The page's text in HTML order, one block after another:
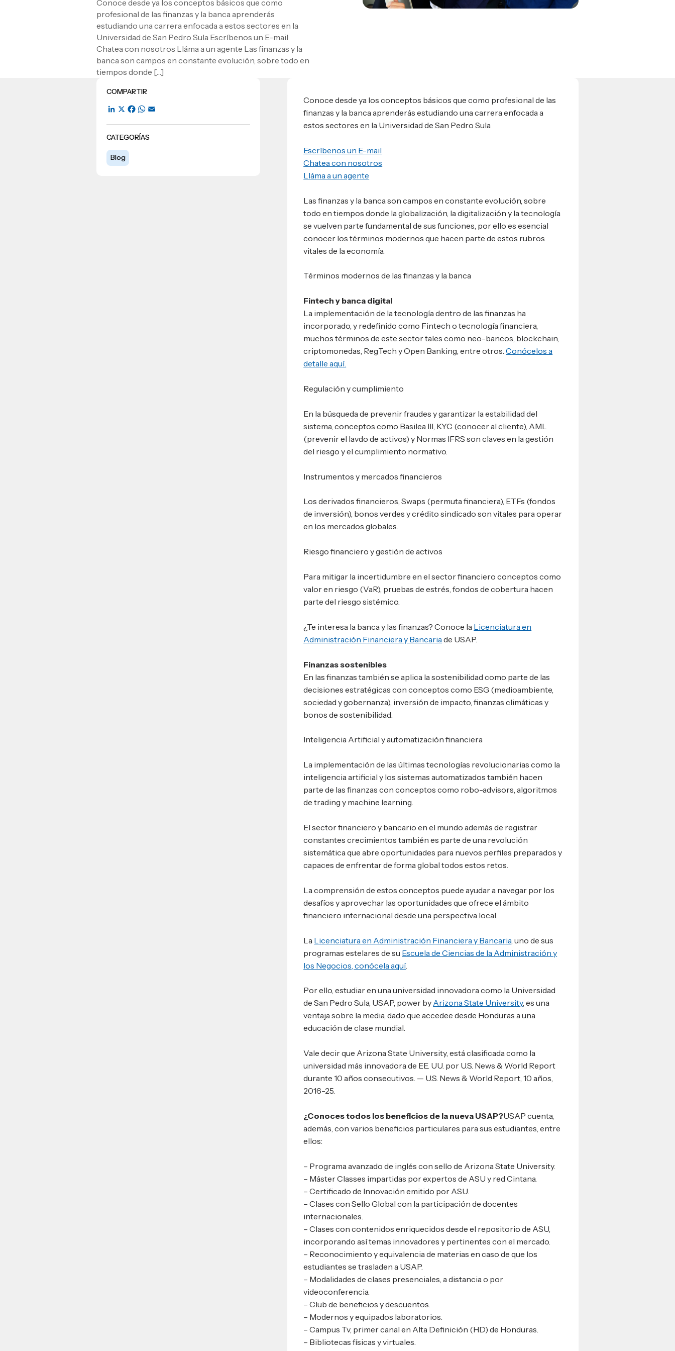
Escuela deNegocios
Conocé DUX
Datos de contacto
admisiones@usap.edu
+504 2561-8727
Ave. Circunvalación, San Pedro Sula, Honduras, C.A.
Lifelong Learning University
Responsabilidad social y sostenibilidad
Empleabilidad
¿Que es USAP+?
RECURSOS
Ayuda en línea
Guía de Servicios Académicos y Administrativos
Manual Moddle
Normas Académicas
Experiencias de alumnos
internacionales
Conocé experiencias
Evento
USAP integra RediEShn
Leer artículo
Escuela de Ciencias de la Salud
Escuela de Arquitectura
Ver toda la oferta académica
Conoce desde ya los conceptos básicos que como
profesional de las finanzas y la banca aprenderás
estudiando una carrera enfocada a estos sectores en la
Universidad de San Pedro Sula Escríbenos un E-mail
Chatea con nosotros Lláma a un agente Las finanzas y la
banca son campos en constante evolución, sobre todo en
tiempos donde […]
COMPARTIR
LinkedIn
X Facebook
WhatsApp
CATEGORÍAS
Blog
Conoce desde ya los conceptos básicos que como profesional de las
finanzas y la banca aprenderás estudiando una carrera enfocada a
estos sectores en la Universidad de San Pedro Sula
Escríbenos un E-mail
Chatea con nosotros
Lláma a un agente
Las finanzas y la banca son campos en constante evolución, sobre
todo en tiempos donde la globalización, la digitalización y la tecnología
se vuelven parte fundamental de sus funciones, por ello es esencial
conocer los términos modernos que hacen parte de estos rubros
vitales de la economía.
Términos modernos de las finanzas y la banca
Fintech y banca digital
La implementación de la tecnología dentro de las finanzas ha
incorporado, y redefinido como Fintech o tecnología financiera,
muchos términos de este sector tales como neo-bancos, blockchain,
criptomonedas, RegTech y Open Banking, entre otros.Conócelos a
detalle aquí.
Regulación y cumplimiento
En la búsqueda de prevenir fraudes y garantizar la estabilidad del
sistema, conceptos como Basilea III, KYC (conocer al cliente), AML
(prevenir el lavdo de activos) y Normas IFRS son claves en la gestión
del riesgo y el cumplimiento normativo.
Instrumentos y mercados financieros
Los derivados financieros, Swaps (permuta financiera), ETFs (fondos
de inversión), bonos verdes y crédito sindicado son vitales para operar
en los mercados globales.
Riesgo financiero y gestión de activos
Para mitigar la incertidumbre en el sector financiero conceptos como
valor en riesgo (VaR), pruebas de estrés, fondos de cobertura hacen
parte del riesgo sistémico.
¿Te interesa la banca y las finanzas? Conoce la Licenciatura en
Administración Financiera y Bancaria de USAP.
Finanzas sostenibles
En las finanzas también se aplica la sostenibilidad como parte de las
decisiones estratégicas con conceptos como ESG (medioambiente,
sociedad y gobernanza), inversión de impacto, finanzas climáticas y
bonos de sostenibilidad.
Inteligencia Artificial y automatización financiera
La implementación de las últimas tecnologías revolucionarias como la
inteligencia artificial y los sistemas automatizados también hacen
parte de las finanzas con conceptos como robo-advisors, algoritmos
de trading y machine learning.
El sector financiero y bancario en el mundo además de registrar
constantes crecimientos también es parte de una revolución
sistemática que abre oportunidades para nuevos perfiles preparados y
capaces de enfrentar de forma global todos estos retos.
La comprensión de estos conceptos puede ayudar a navegar por los
desafíos y aprovechar las oportunidades que ofrece el ámbito
financiero internacional desde una perspectiva local.
La Licenciatura en Administración Financiera y Bancaria , uno de sus
programas estelares de su Escuela de Ciencias de la Administración y
los Negocios, conócela aquí.
Por ello, estudiar en una universidad innovadora como la Universidad
de San Pedro Sula, USAP, power by Arizona State University, es una
ventaja sobre la media, dado que accedee desde Honduras a una
educación de clase mundial.
Vale decir que Arizona State University, está clasificada como la
universidad más innovadora de EE. UU. por U.S. News & World Report
durante 10 años consecutivos. — U.S. News & World Report, 10 años,
2016-25.
¿Conoces todos los beneficios de la nueva USAP?USAP cuenta,
además, con varios beneficios particulares para sus estudiantes, entre
ellos:
– Programa avanzado de inglés con sello de Arizona State University.
– Máster Classes impartidas por expertos de ASU y red Cintana.
– Certificado de Innovación emitido por ASU.
– Clases con Sello Global con la participación de docentes
internacionales.
– Clases con contenidos enriquecidos desde el repositorio de ASU,
incorporando así temas innovadores y pertinentes con el mercado.
– Reconocimiento y equivalencia de materias en caso de que los
estudiantes se trasladen a USAP.
– Modalidades de clases presenciales, a distancia o por
videoconferencia.
– Club de beneficios y descuentos.
– Modernos y equipados laboratorios.
– Campus Tv, primer canal en Alta Definición (HD) de Honduras.
– Bibliotecas físicas y virtuales.